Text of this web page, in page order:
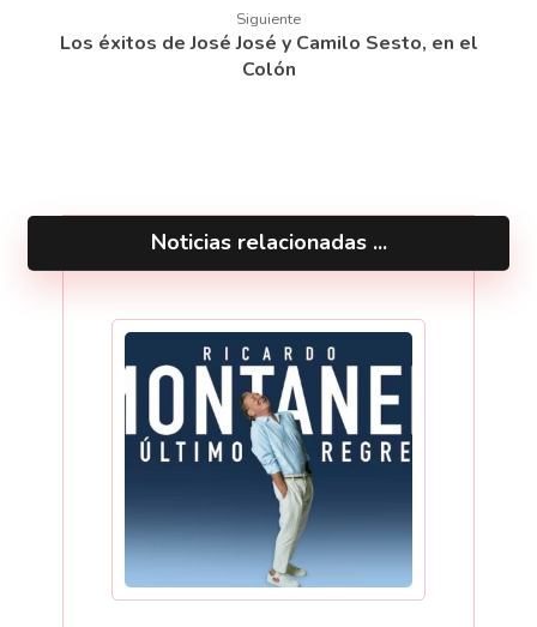
Siguiente
Los éxitos de José José y Camilo Sesto, en el
Colón
Noticias relacionadas ...